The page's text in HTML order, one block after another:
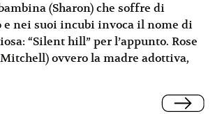
(Sharon) che soffre di
e nei suoi incubi invoca il nome di
“Silent hill” per l’appunto. Rose
ovvero la madre adottiva,